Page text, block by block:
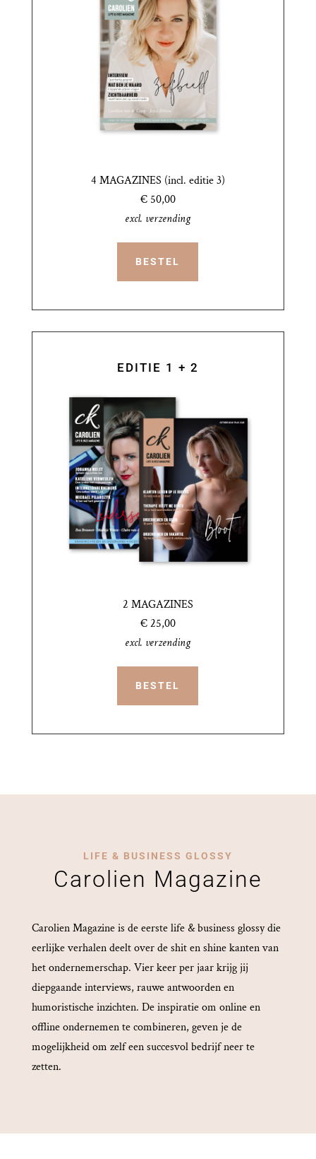
4 MAGAZINES (incl. editie 3)
€ 50,00
excl. verzending
BESTEL
EDITIE 1 + 2
2 MAGAZINES
€ 25,00
excl. verzending
BESTEL
LIFE & BUSINESS GLOSSY
Carolien Magazine
Carolien Magazine is de eerste life & business glossy die
eerlijke verhalen deelt over de shit en shine kanten van
het ondernemerschap. Vier keer per jaar krijg jij
diepgaande interviews, rauwe antwoorden en
humoristische inzichten. De inspiratie om online en
offline ondernemen te combineren, geven je de
mogelijkheid om zelf een succesvol bedrijf neer te
zetten.